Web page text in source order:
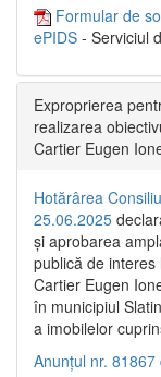
Formular de
ePIDS - Serviciul
Exproprierea
realizarea
Cartier Eugen
Hotărârea
25.06.2025
și aprobarea
publică de interes
Cartier Eugen
în municipiul
a imobilelor
Anunțul nr.